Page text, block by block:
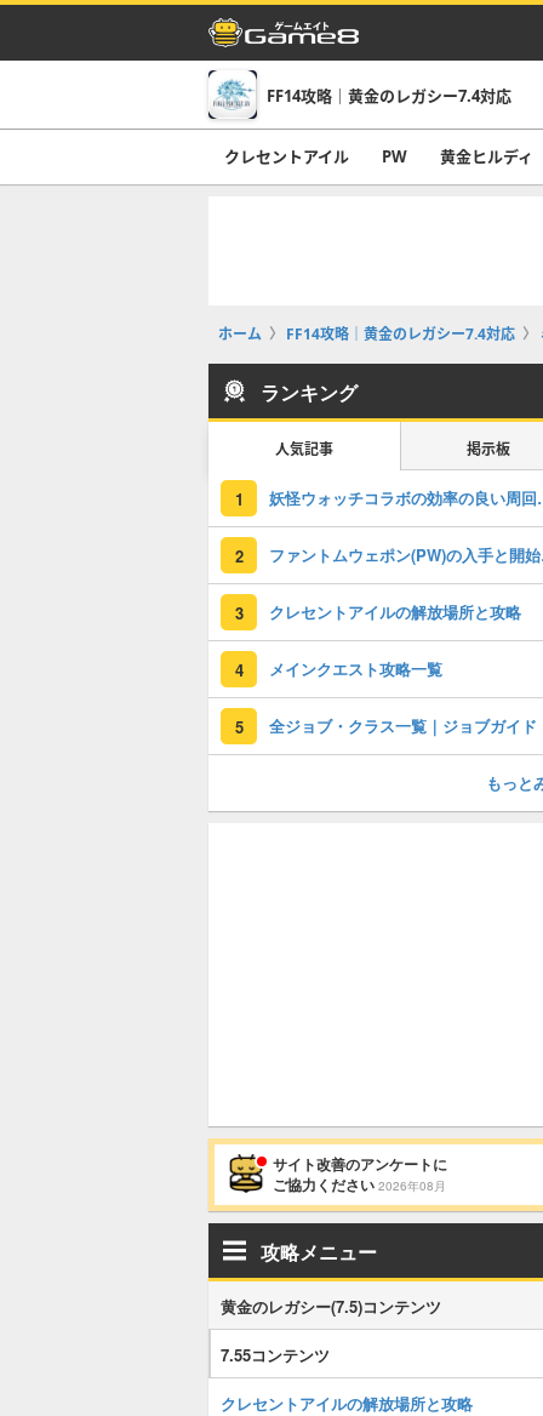
FF14攻略｜黄金のレガシー7.4対応
クレセントアイル PW 黄金ヒルディ
ホーム FF14攻略｜黄金のレガシー7.4対応
ランキング
人気記事 掲示板
1 妖怪ウォッ
2 ファ
3 クレセントアイルの解放場所と攻略
4 メインクエスト攻略一覧
5 全ジョブ・クラス一覧｜ジョブガイド
もっと
サイト改善のアンケートに
ご協力ください 2026年08月
攻略メニュー
黄金のレガシー(7.5)コンテンツ
7.55コンテンツ
クレセントアイルの解放場所と攻略